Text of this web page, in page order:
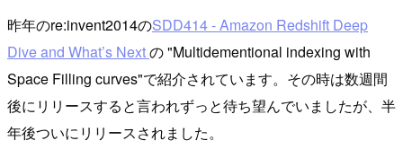
昨年のre:invent2014のSDD414 - Amazon Redshift Deep
Dive and What’s Nextの "Multidementional indexing with
Space Filling curves"で紹介されています。その時は数週間
後にリリースすると言われずっと待ち望んでいましたが、半
年後ついにリリースされました。